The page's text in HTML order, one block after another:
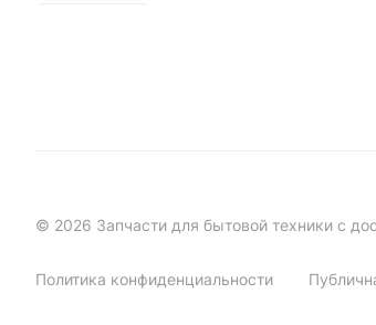
© 2026 Запчасти для бытовой техники с
Политика конфиденциальности